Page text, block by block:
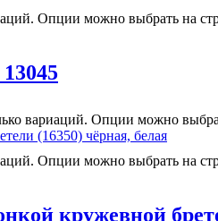
Опции можно выбрать на
вариаций. Опции можно
Опции можно выбрать на
кружевной